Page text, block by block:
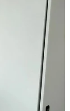
thua Saudi
của Huấn
chạm trán
Vòng loại
Á.